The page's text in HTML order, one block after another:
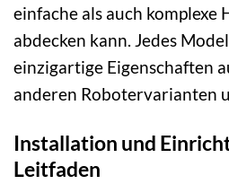
einfache als auch komplexe
abdecken kann. Jedes
einzigartige Eigenschaften
anderen Robotervarianten
Installation und
Leitfaden